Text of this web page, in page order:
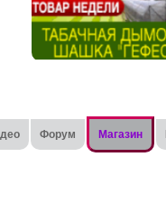
Форум Магазин